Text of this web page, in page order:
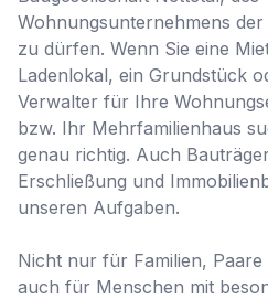
Wohnungsunternehmens
zu dürfen. Wenn Sie eine
Ladenlokal, ein Grundstück
Verwalter für Ihre
bzw. Ihr Mehrfamilienhaus
genau richtig. Auch
Erschließung und
unseren Aufgaben.
Nicht nur für Familien,
auch für Menschen mit